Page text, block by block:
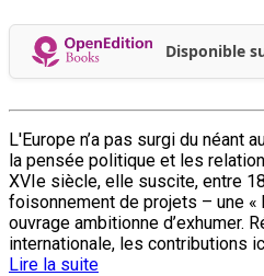
Disponible
L'Europe n’a pas surgi du néant
la pensée politique et les
XVIe siècle, elle suscite, entre
foisonnement de projets – une «
ouvrage ambitionne d’exhumer.
internationale, les contributions
Lire la suite